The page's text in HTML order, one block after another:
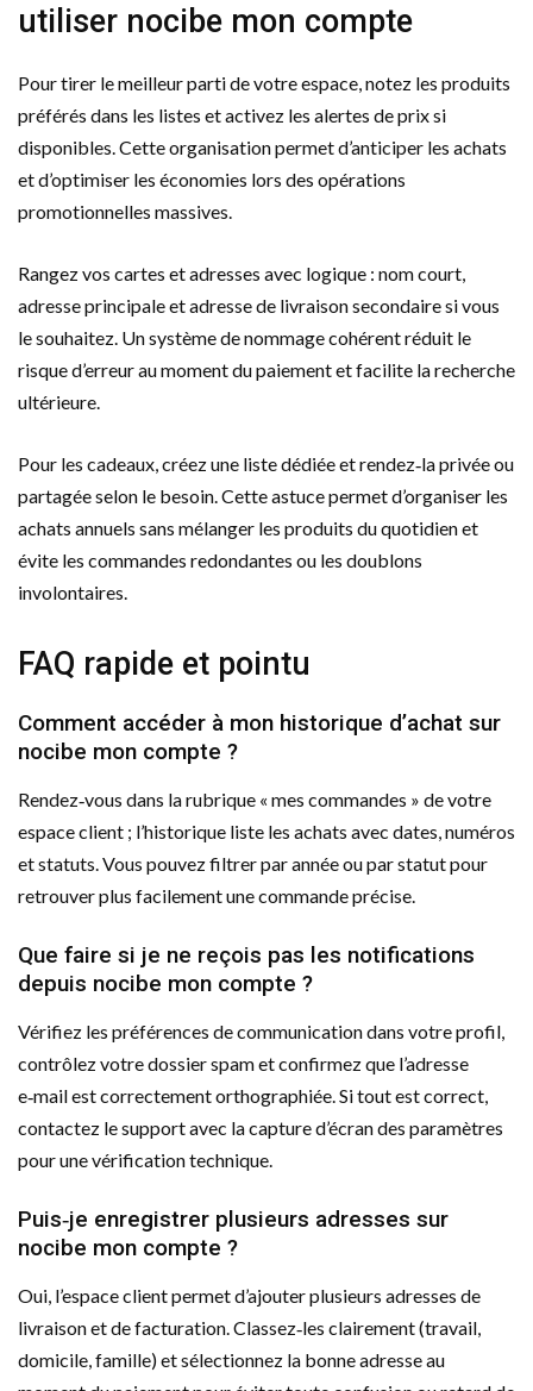
utiliser nocibe mon compte
Pour tirer le meilleur parti de votre espace, notez les produits
préférés dans les listes et activez les alertes de prix si
disponibles. Cette organisation permet d’anticiper les achats
et d’optimiser les économies lors des opérations
promotionnelles massives.
Rangez vos cartes et adresses avec logique : nom court,
adresse principale et adresse de livraison secondaire si vous
le souhaitez. Un système de nommage cohérent réduit le
risque d’erreur au moment du paiement et facilite la recherche
ultérieure.
Pour les cadeaux, créez une liste dédiée et rendez‑la privée ou
partagée selon le besoin. Cette astuce permet d’organiser les
achats annuels sans mélanger les produits du quotidien et
évite les commandes redondantes ou les doublons
involontaires.
FAQ rapide et pointu
Comment accéder à mon historique d’achat sur
nocibe mon compte ?
Rendez‑vous dans la rubrique « mes commandes » de votre
espace client ; l’historique liste les achats avec dates, numéros
et statuts. Vous pouvez filtrer par année ou par statut pour
retrouver plus facilement une commande précise.
Que faire si je ne reçois pas les notifications
depuis nocibe mon compte ?
Vérifiez les préférences de communication dans votre profil,
contrôlez votre dossier spam et confirmez que l’adresse
e‑mail est correctement orthographiée. Si tout est correct,
contactez le support avec la capture d’écran des paramètres
pour une vérification technique.
Puis‑je enregistrer plusieurs adresses sur
nocibe mon compte ?
Oui, l’espace client permet d’ajouter plusieurs adresses de
livraison et de facturation. Classez‑les clairement (travail,
domicile, famille) et sélectionnez la bonne adresse au